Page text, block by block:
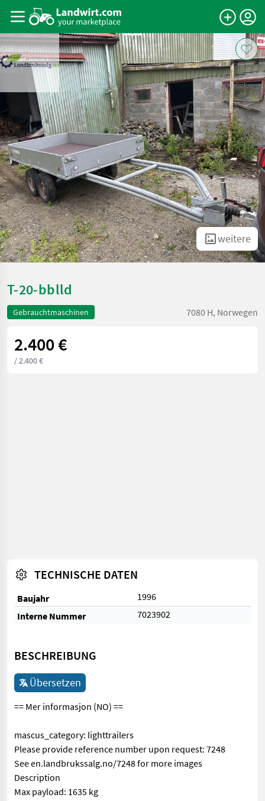
weitere
T-20-bblld
Gebrauchtmaschinen 7080 H, Norwegen
2.400 €
/ 2.400 €
TECHNISCHE DATEN
Baujahr
1996
Interne Nummer
7023902
BESCHREIBUNG
Übersetzen
== Mer informasjon (NO) ==
mascus_category: lighttrailers
Please provide reference number upon request: 7248
See en.landbrukssalg.no/7248 for more images
Description
Max payload: 1635 kg